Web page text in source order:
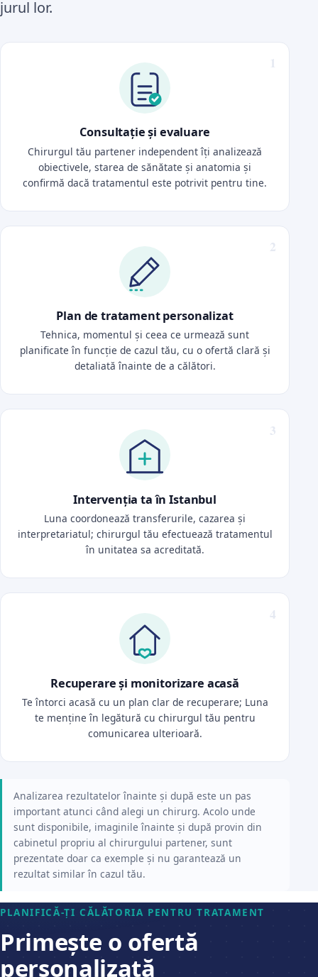
jurul lor.
Consultație și evaluare
Chirurgul tău partener independent îți analizează
obiectivele, starea de sănătate și anatomia și
confirmă dacă tratamentul este potrivit pentru tine.
Plan de tratament personalizat
Tehnica, momentul și ceea ce urmează sunt
planificate în funcție de cazul tău, cu o ofertă clară și
detaliată înainte de a călători.
Intervenția ta în Istanbul
Luna coordonează transferurile, cazarea și
interpretariatul; chirurgul tău efectuează tratamentul
în unitatea sa acreditată.
Recuperare și monitorizare acasă
Te întorci acasă cu un plan clar de recuperare; Luna
te menține în legătură cu chirurgul tău pentru
comunicarea ulterioară.
Analizarea rezultatelor înainte și după este un pas
important atunci când alegi un chirurg. Acolo unde
sunt disponibile, imaginile înainte și după provin din
cabinetul propriu al chirurgului partener, sunt
prezentate doar ca exemple și nu garantează un
rezultat similar în cazul tău.
PLANIFICĂ-ȚI CĂLĂTORIA PENTRU TRATAMENT
Primește o ofertă
personalizată